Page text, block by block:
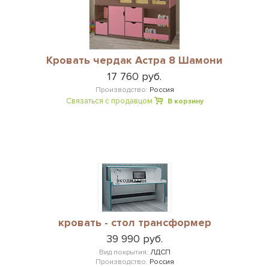
Кровать чердак Астра 8 Шамони
17 760 руб.
Производство: Россия
Связаться с продавцом В корзину
кровать - стол трансформер
39 990 руб.
Вид покрытия: ЛДСП
Производство: Россия